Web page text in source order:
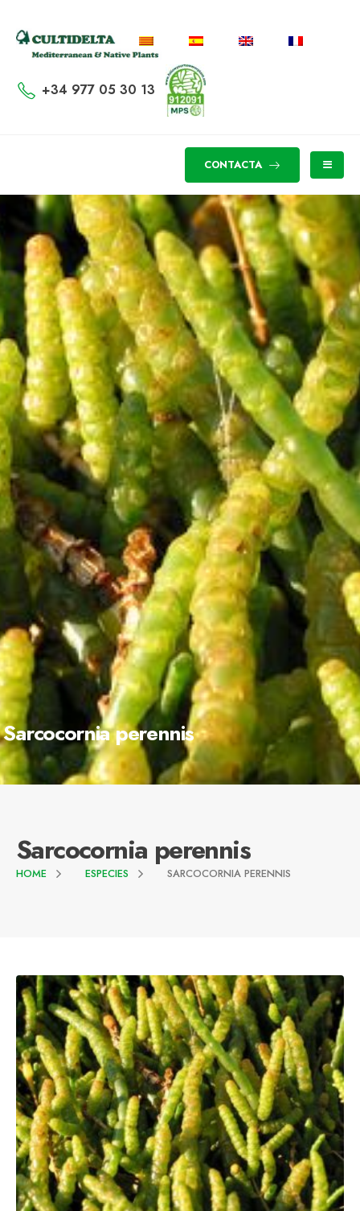
+34 977 05 30 13
CONTACTA
Sarcocornia perennis
Sarcocornia perennis
HOME ESPECIES SARCOCORNIA PERENNIS